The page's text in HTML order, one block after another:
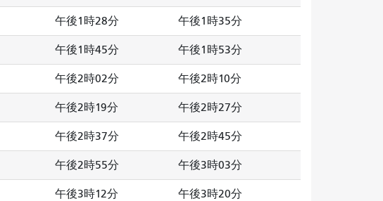
午後1時28分 午後1時35分
午後1時45分 午後1時53分
午後2時02分 午後2時10分
午後2時19分 午後2時27分
午後2時37分 午後2時45分
午後2時55分 午後3時03分
午後3時12分 午後3時20分